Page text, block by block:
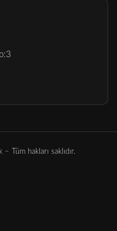
hakları saklıdır.